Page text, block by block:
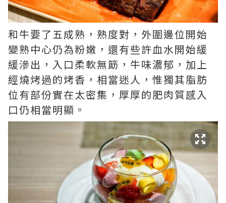
和牛要了五成熟，熟度對，外圍邊位開始
變熟中心仍為粉嫩，還有些許血水開始緩
緩滲出，入口柔軟無筯，牛味濃郁，加上
經燒烤過的烤香，相當迷人，惟獨其脂肪
位有部份實在太密集，厚厚的肥肉質感入
口仍相當明顯。